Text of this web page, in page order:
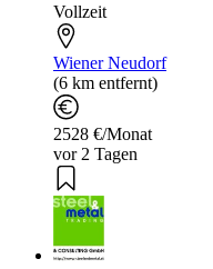
Vollzeit
Wiener Neudorf
(6 km entfernt)
2528 €/Monat
vor 2 Tagen